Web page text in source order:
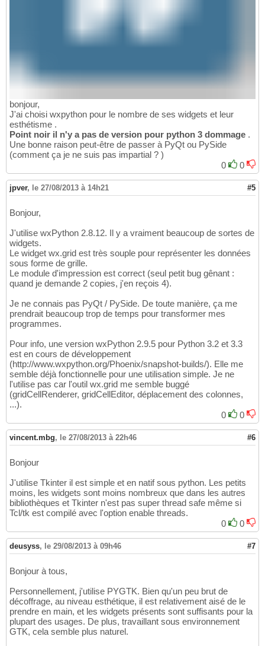
bonjour,
J'ai choisi wxpython pour le nombre de ses widgets et leur
esthétisme .
Point noir il n'y a pas de version pour python 3 dommage .
Une bonne raison peut-être de passer à PyQt ou PySide
(comment ça je ne suis pas impartial ? )
0
0
jpver, le 27/08/2013 à 14h21 #5
Bonjour,
J'utilise wxPython 2.8.12. Il y a vraiment beaucoup de sortes de
widgets.
Le widget wx.grid est très souple pour représenter les données
sous forme de grille.
Le module d'impression est correct (seul petit bug gênant :
quand je demande 2 copies, j'en reçois 4).
Je ne connais pas PyQt / PySide. De toute manière, ça me
prendrait beaucoup trop de temps pour transformer mes
programmes.
Pour info, une version wxPython 2.9.5 pour Python 3.2 et 3.3
est en cours de développement
(http://www.wxpython.org/Phoenix/snapshot-builds/). Elle me
semble déjà fonctionnelle pour une utilisation simple. Je ne
l'utilise pas car l'outil wx.grid me semble buggé
(gridCellRenderer, gridCellEditor, déplacement des colonnes,
...).
0
0
vincent.mbg, le 27/08/2013 à 22h46 #6
Bonjour
J'utilise Tkinter il est simple et en natif sous python. Les petits
moins, les widgets sont moins nombreux que dans les autres
bibliothèques et Tkinter n'est pas super thread safe même si
Tcl/tk est compilé avec l'option enable threads.
0
0
deusyss, le 29/08/2013 à 09h46 #7
Bonjour à tous,
Personnellement, j'utilise PYGTK. Bien qu'un peu brut de
décoffrage, au niveau esthétique, il est relativement aisé de le
prendre en main, et les widgets présents sont suffisants pour la
plupart des usages. De plus, travaillant sous environnement
GTK, cela semble plus naturel.